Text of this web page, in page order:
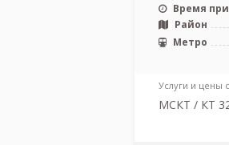
Время
Район
Метро
Услуги и цены
МСКТ / КТ